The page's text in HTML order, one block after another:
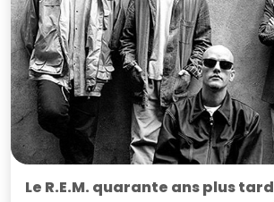
Le R.E.M. quarante ans plus tard